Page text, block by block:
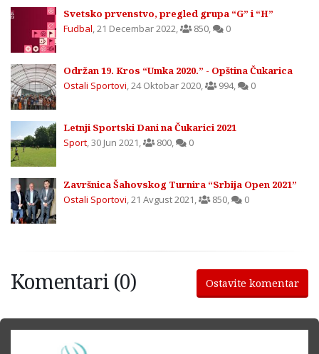
Svetsko prvenstvo, pregled grupa “G” i “H”
Fudbal,21 Decembar 2022, 850, 0
Održan 19. Kros “Umka 2020.” - Opština Čukarica
Ostali Sportovi,24 Oktobar 2020, 994, 0
Letnji Sportski Dani na Čukarici 2021
Sport,30 Jun 2021, 800, 0
Završnica Šahovskog Turnira “Srbija Open 2021”
Ostali Sportovi,21 Avgust 2021, 850, 0
Komentari (0) Ostavite komentar